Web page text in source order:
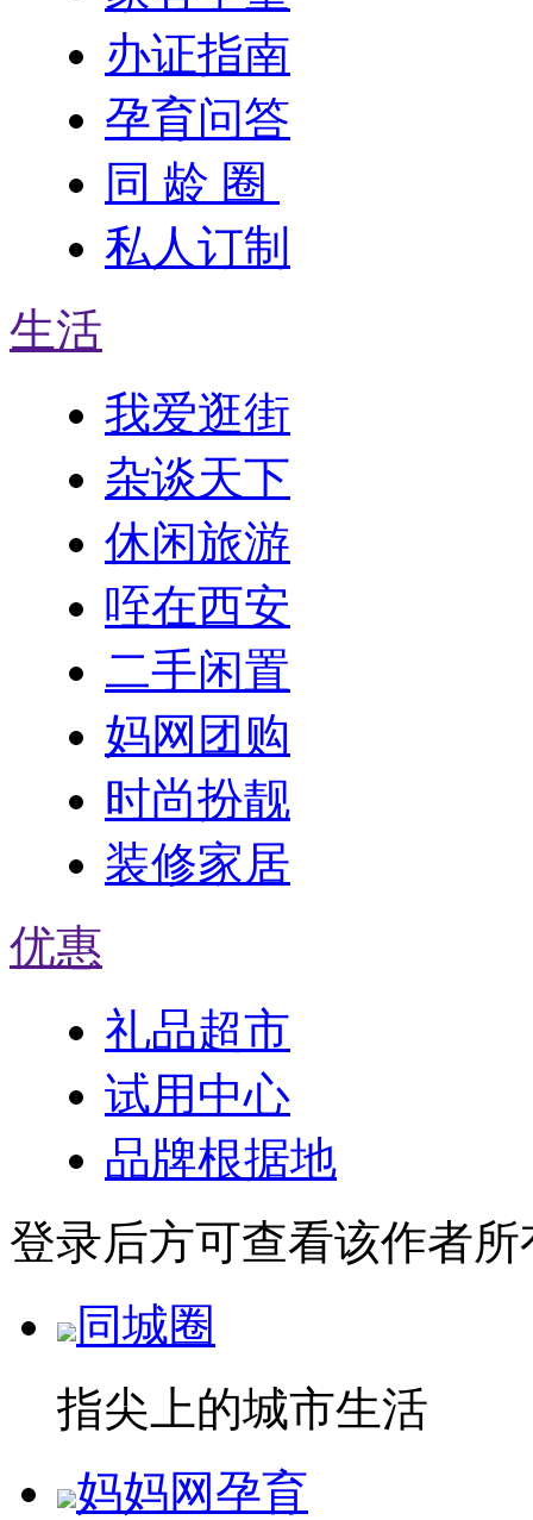
办证指南
孕育问答
同 龄 圈
私人订制
生活
我爱逛街
杂谈天下
休闲旅游
咥在西安
二手闲置
妈网团购
时尚扮靓
装修家居
优惠
礼品超市
试用中心
品牌根据地
登录后方可查看该作者所
同城圈
指尖上的城市生活
妈妈网孕育